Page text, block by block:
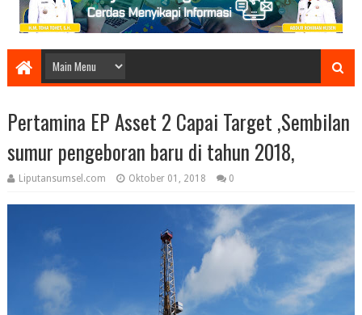
Pertamina EP Asset 2 Capai Target ,Sembilan
sumur pengeboran baru di tahun 2018,
Liputansumsel.com Oktober 01, 2018 0